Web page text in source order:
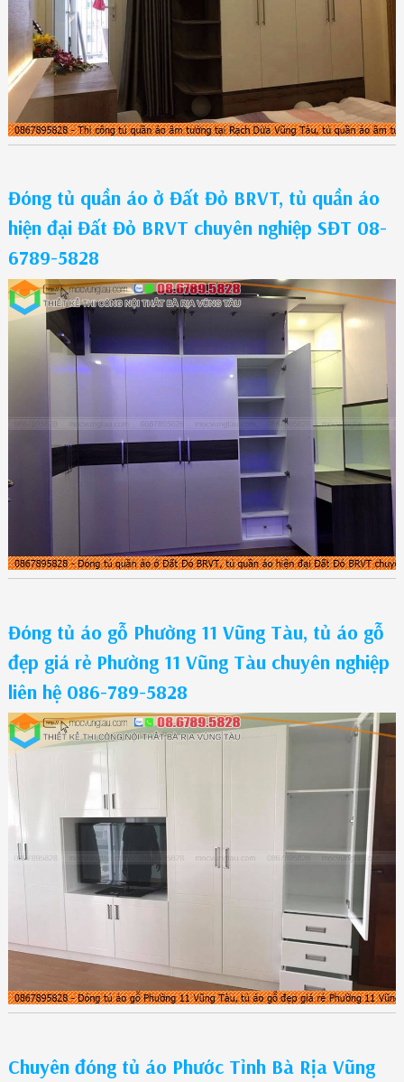
Đóng tủ quần áo ở Đất Đỏ BRVT, tủ quần áo
hiện đại Đất Đỏ BRVT chuyên nghiệp SĐT 08-
6789-5828
Đóng tủ áo gỗ Phường 11 Vũng Tàu, tủ áo gỗ
đẹp giá rẻ Phường 11 Vũng Tàu chuyên nghiệp
liên hệ 086-789-5828
Chuyên đóng tủ áo Phước Tỉnh Bà Rịa Vũng